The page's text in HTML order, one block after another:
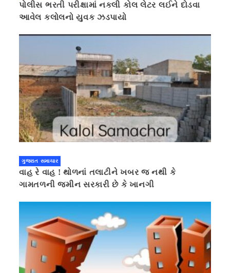
પોલીસ ભરતી પરીક્ષામાં નકલી કોલ લેટર લઈને દોડવા
આવેલ કલોલનો યુવક ઝડપાયો
ગુજરાત સમાચાર
વાહ રે વાહ ! થોળનાં તલાટીને ખબર જ નથી કે
ગામતળની જમીન સરકારી છે કે ખાનગી